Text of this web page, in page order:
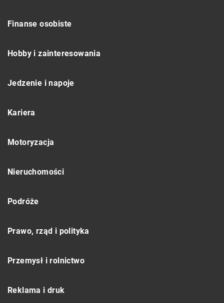
Finanse osobiste
Hobby i zainteresowania
Jedzenie i napoje
Kariera
Motoryzacja
Nieruchomości
Podróże
Prawo, rząd i polityka
Przemysł i rolnictwo
Reklama i druk